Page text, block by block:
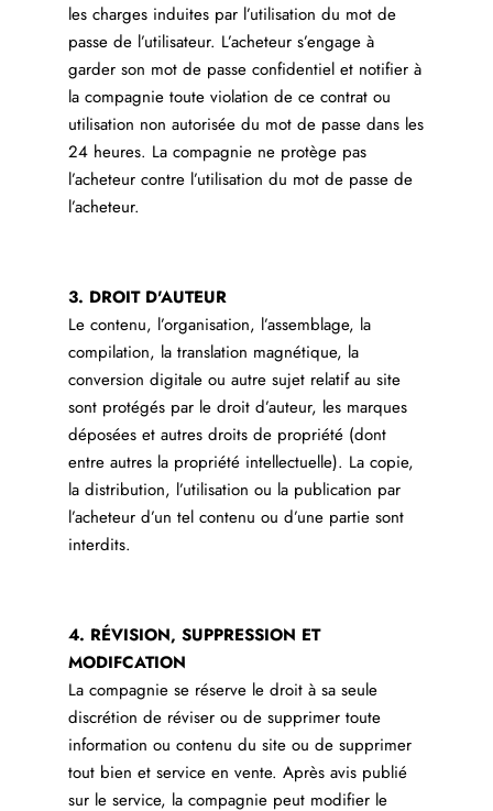
les charges induites par l’utilisation du mot de
passe de l’utilisateur. L’acheteur s’engage à
garder son mot de passe confidentiel et notifier à
la compagnie toute violation de ce contrat ou
utilisation non autorisée du mot de passe dans les
24 heures. La compagnie ne protège pas
l’acheteur contre l’utilisation du mot de passe de
l’acheteur.
3. DROIT D'AUTEUR
Le contenu, l’organisation, l’assemblage, la
compilation, la translation magnétique, la
conversion digitale ou autre sujet relatif au site
sont protégés par le droit d’auteur, les marques
déposées et autres droits de propriété (dont
entre autres la propriété intellectuelle). La copie,
la distribution, l’utilisation ou la publication par
l’acheteur d’un tel contenu ou d’une partie sont
interdits.
4. RÉVISION, SUPPRESSION ET
MODIFCATION
La compagnie se réserve le droit à sa seule
discrétion de réviser ou de supprimer toute
information ou contenu du site ou de supprimer
tout bien et service en vente. Après avis publié
sur le service, la compagnie peut modifier le